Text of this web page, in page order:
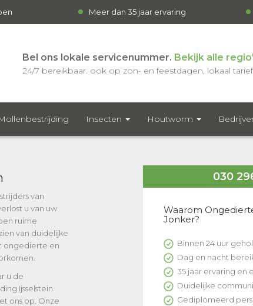
Meer dan 35 jaar ervaring
Bel ons lokale servicenummer. Bekijk alle
24/7 bereikbaar. ook op zon- en feestdagen, lokaal
Insecten Houtworm
van
u van uw
ruime
van duidelijke
ongedierte en
u de
Ijsselstein
ons op. Onze
030
Waarom
Jonker?
Binnen 24 uur
Dag en nacht
35 jaar ervaring en
Duidelijke
Gediplomeerd